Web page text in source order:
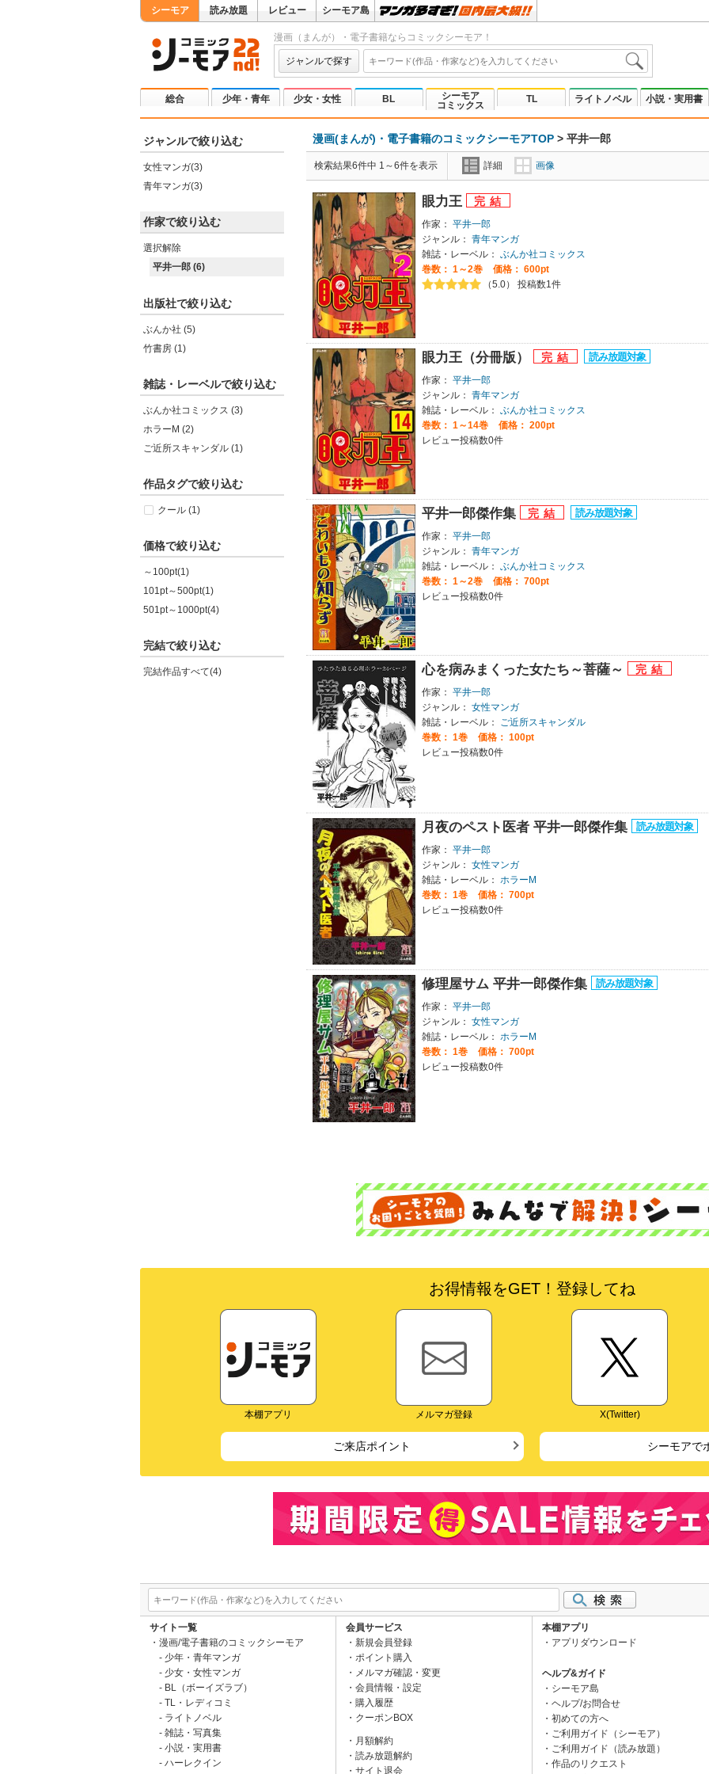
シーモア 読み放題 レビュー シーモア島
漫画（まんが）・電子書籍ならコミックシーモア！
ジャンルで探す
総合 少年・青年 少女・女性 BL
シーモア
コミックス
TL ライトノベル 小説・実用書
ジャンルで絞り込む
女性マンガ(3)
青年マンガ(3)
作家で絞り込む
選択解除
平井一郎 (6)
出版社で絞り込む
ぶんか社 (5)
竹書房 (1)
雑誌・レーベルで絞り込む
ぶんか社コミックス (3)
ホラーM (2)
ご近所スキャンダル (1)
作品タグで絞り込む
クール (1)
価格で絞り込む
～100pt(1)
101pt～500pt(1)
501pt～1000pt(4)
完結で絞り込む
完結作品すべて(4)
漫画(まんが)・電子書籍のコミックシーモアTOP > 平井一郎
検索結果6件中 1～6件を表示 詳細 画像
眼力王
作家： 平井一郎
ジャンル： 青年マンガ
雑誌・レーベル： ぶんか社コミックス
巻数： 1～2巻
価格： 600pt
（5.0） 投稿数1件
眼力王（分冊版）
作家： 平井一郎
ジャンル： 青年マンガ
雑誌・レーベル： ぶんか社コミックス
巻数： 1～14巻
価格： 200pt
レビュー投稿数0件
平井一郎傑作集
作家： 平井一郎
ジャンル： 青年マンガ
雑誌・レーベル： ぶんか社コミックス
巻数： 1～2巻
価格： 700pt
レビュー投稿数0件
心を病みまくった女たち～菩薩～
作家： 平井一郎
ジャンル： 女性マンガ
雑誌・レーベル：
ご近所スキャンダル
巻数： 1巻
価格： 100pt
レビュー投稿数0件
月夜のペスト医者 平井一郎傑作集
作家： 平井一郎
ジャンル： 女性マンガ
雑誌・レーベル： ホラーM
巻数： 1巻
価格： 700pt
レビュー投稿数0件
修理屋サム 平井一郎傑作集
作家： 平井一郎
ジャンル： 女性マンガ
雑誌・レーベル： ホラーM
巻数： 1巻
価格： 700pt
レビュー投稿数0件
お得情報をGET！登録してね
本棚アプリ メルマガ登録 X(Twitter)
ご来店ポイント シーモアで
サイト一覧
漫画/電子書籍のコミックシーモア
少年・青年マンガ
少女・女性マンガ
BL（ボーイズラブ）
TL・レディコミ
ライトノベル
雑誌・写真集
小説・実用書
ハーレクイン
会員サービス
新規会員登録
ポイント購入
メルマガ確認・変更
会員情報・設定
購入履歴
クーポンBOX
月額解約
読み放題解約
サイト退会
本棚アプリ
アプリダウンロード
ヘルプ&ガイド
シーモア島
ヘルプ/お問合せ
初めての方へ
ご利用ガイド（シーモア）
ご利用ガイド（読み放題）
作品のリクエスト